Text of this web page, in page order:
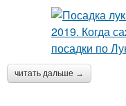
читать дальше →